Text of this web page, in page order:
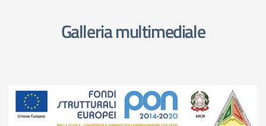
Galleria multimediale